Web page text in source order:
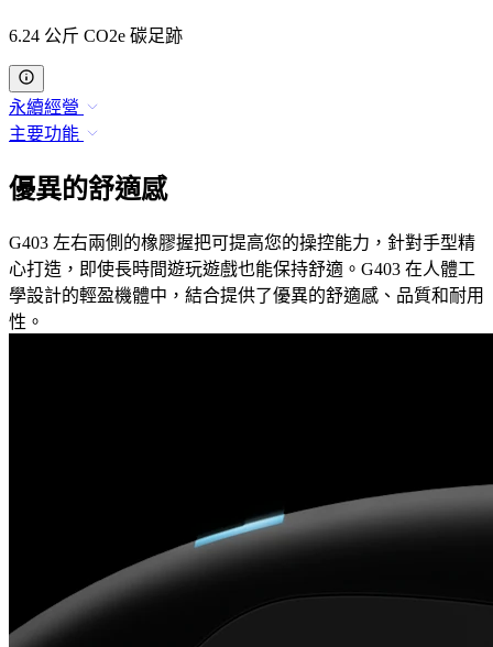
6.24 公斤 CO2e 碳足跡
永續經營
主要功能
優異的舒適感
G403 左右兩側的橡膠握把可提高您的操控能力，針對手型精
心打造，即使長時間遊玩遊戲也能保持舒適。G403 在人體工
學設計的輕盈機體中，結合提供了優異的舒適感、品質和耐用
性。